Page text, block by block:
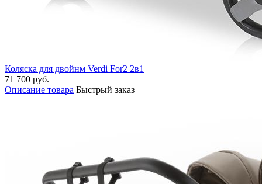
Коляска для двойнм Verdi For2 2в1
71 700 руб.
Описание товара Быстрый заказ